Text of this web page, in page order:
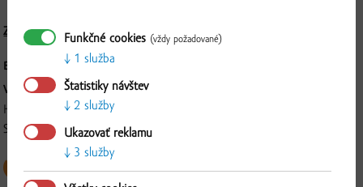
Zloženie a nutričné hodnoty
BALENIE: Čerstvé chladené mäso, na tácke 3 ks, cca. 700 g
VÝROBCA:
Hydina PIERKO, s.r.o., Gaštanový rad 4168/9, 929 01, Dunajská
Streda
Funkčné cookies (vždy požadované)
1 služba
Štatistiky návštev
2 služby
Ukazovať reklamu
3 služby